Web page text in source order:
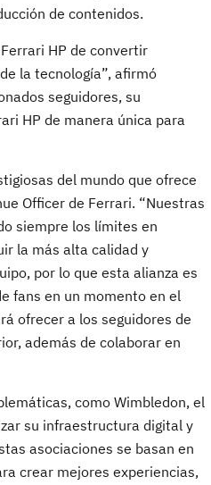
de contenidos.
HP de convertir
la tecnología”, afirmó
seguidores, su
HP de manera única para
del mundo que ofrece
Officer de Ferrari. “Nuestras
siempre los límites en
la más alta calidad y
por lo que esta alianza es
fans en un momento en el
ofrecer a los seguidores de
además de colaborar en
como Wimbledon, el
su infraestructura digital y
asociaciones se basan en
crear mejores experiencias,